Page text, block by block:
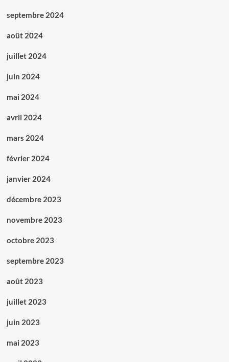
septembre 2024
août 2024
juillet 2024
juin 2024
mai 2024
avril 2024
mars 2024
février 2024
janvier 2024
décembre 2023
novembre 2023
octobre 2023
septembre 2023
août 2023
juillet 2023
juin 2023
mai 2023